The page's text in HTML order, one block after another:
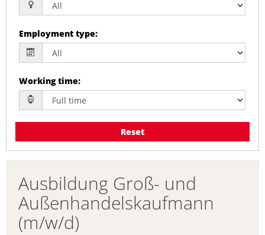
Employment type:
Working time:
Reset
Ausbildung Groß- und
Außenhandelskaufmann
(m/w/d)